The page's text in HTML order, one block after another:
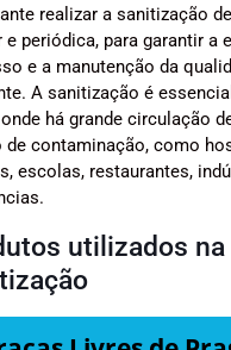
realizar a sanitização
e periódica, para garantir a
e a manutenção da
A sanitização é
há grande circulação
de contaminação, como
escolas, restaurantes,
utilizados na